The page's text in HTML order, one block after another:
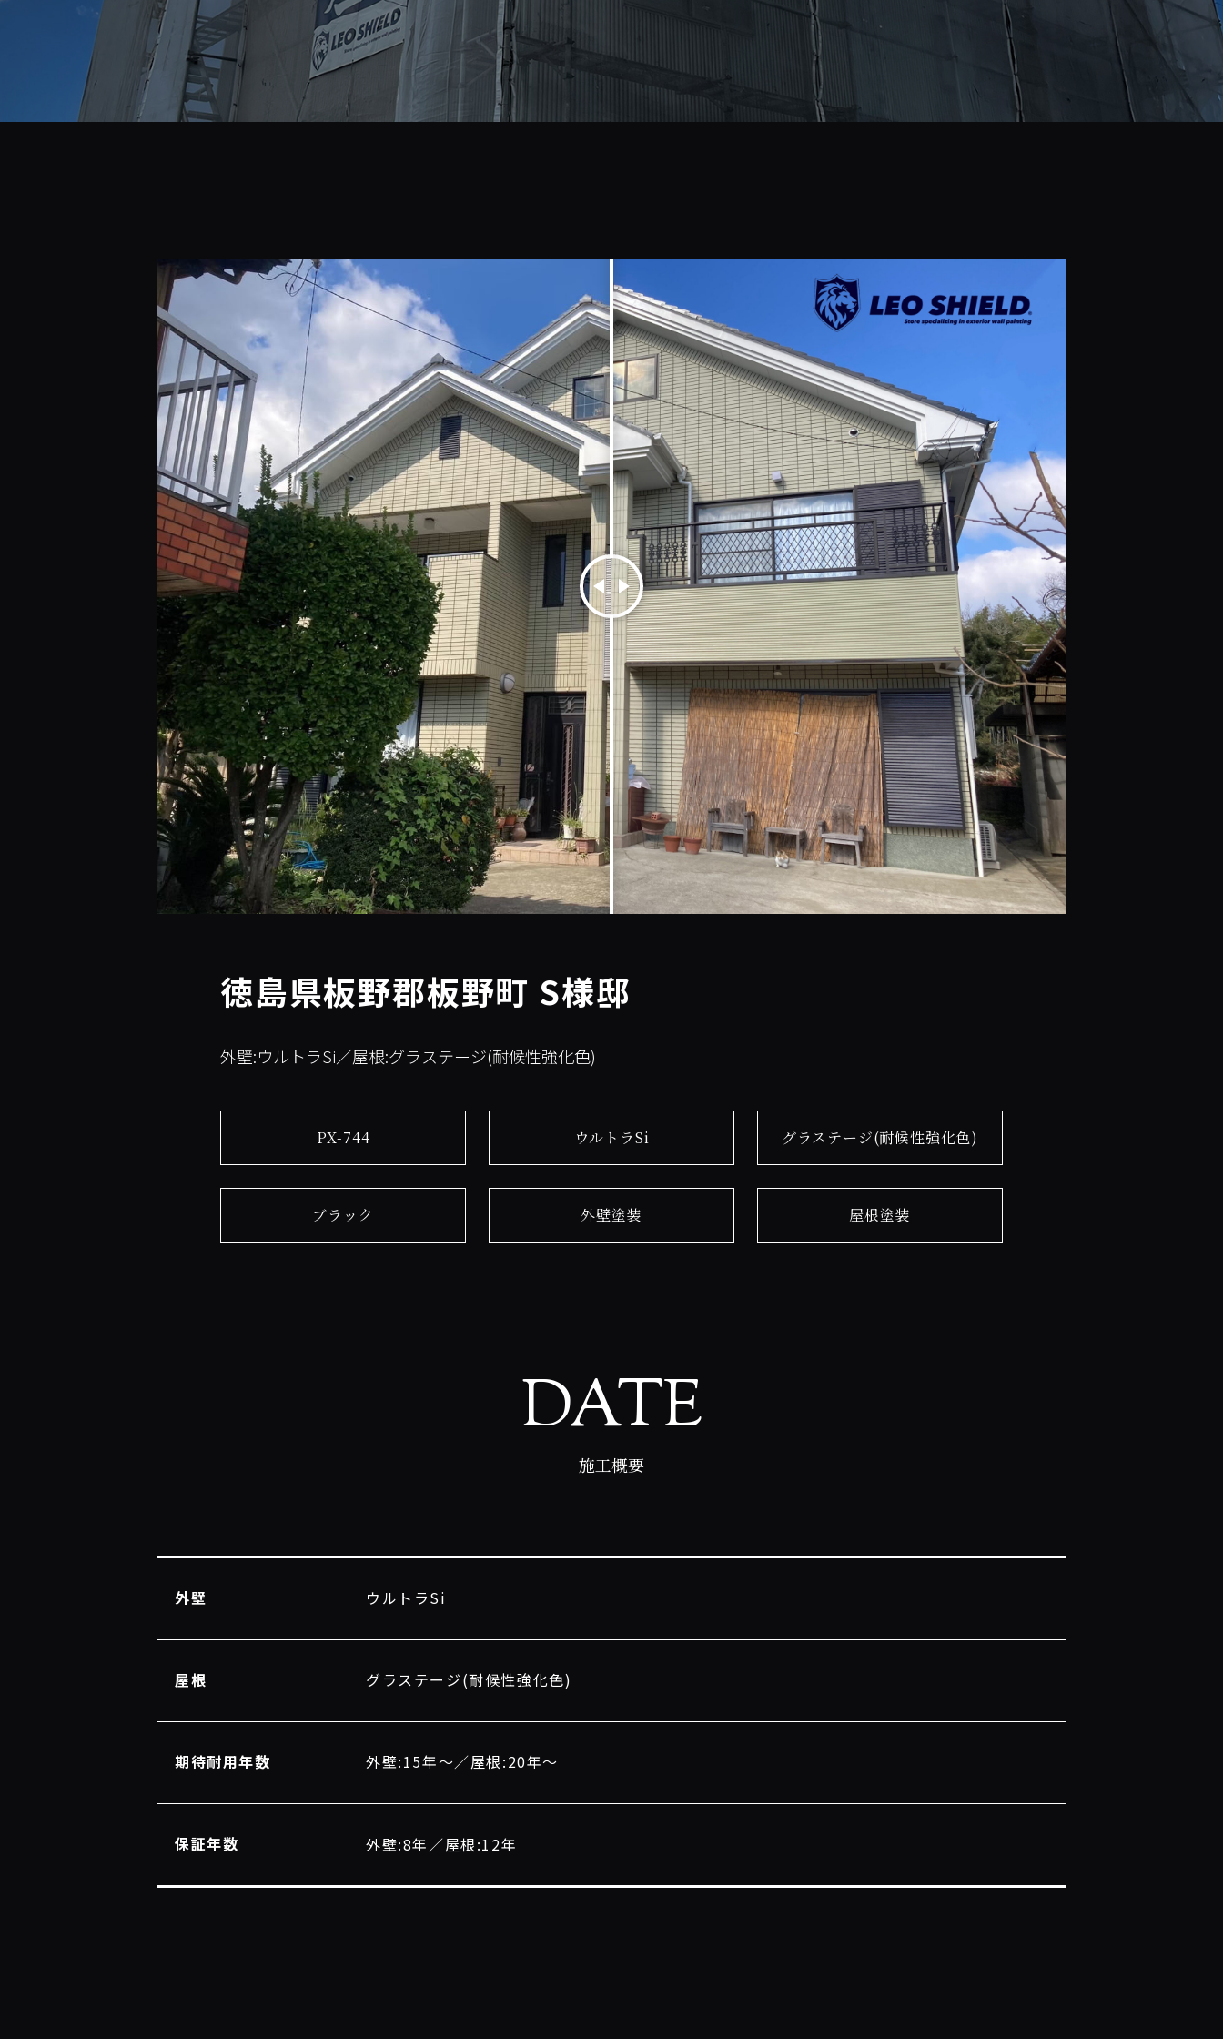
徳島県板野郡板野町 S様邸
外壁:ウルトラSi／屋根:グラステージ(耐候性強化色)
PX-744 ウルトラSi グラステージ(耐候性強化色)
ブラック 外壁塗装 屋根塗装
DATE
施工概要
外壁 ウルトラSi
屋根 グラステージ(耐候性強化色)
期待耐用年数 外壁:15年〜／屋根:20年〜
保証年数 外壁:8年／屋根:12年